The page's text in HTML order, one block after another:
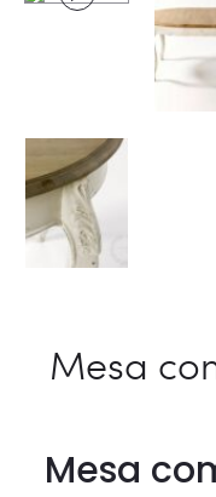
Mesa
Mesa